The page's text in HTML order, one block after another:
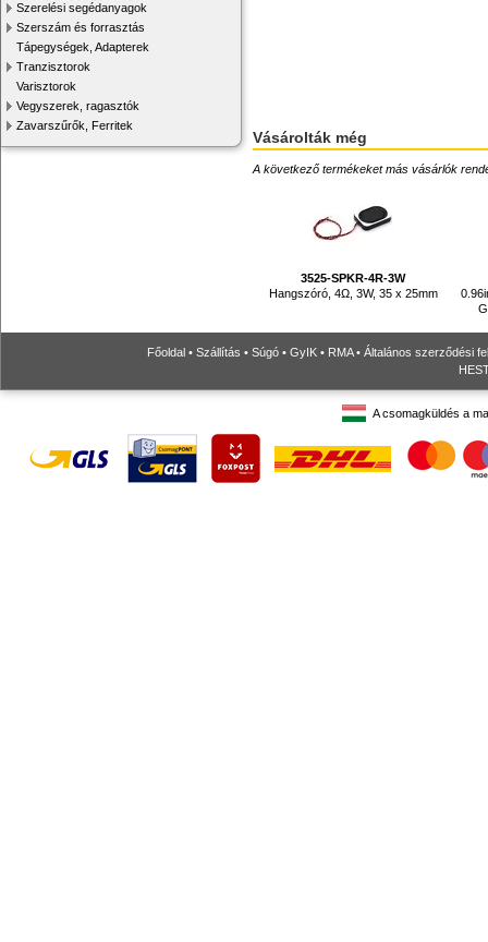
Szerelési segédanyagok
Szerszám és forrasztás
Tápegységek, Adapterek
Tranzisztorok
Varisztorok
Vegyszerek, ragasztók
Zavarszűrők, Ferritek
Vásárolták még
A következő termékeket más vásárlók
3525-SPKR-4R-3W
Hangszóró, 4Ω, 3W, 35 x 25mm
Főoldal • Szállítás • Súgó • GyIK • RMA• Általános szerződési
A csomagküldés a